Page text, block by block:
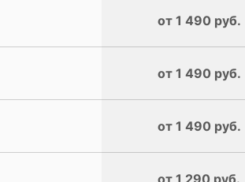
от 1 490 руб.
от 1 490 руб.
от 1 490 руб.
от 1 290 руб.